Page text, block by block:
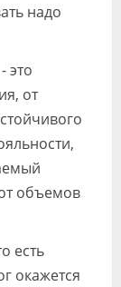
надо
это
от
объемов
есть
окажется